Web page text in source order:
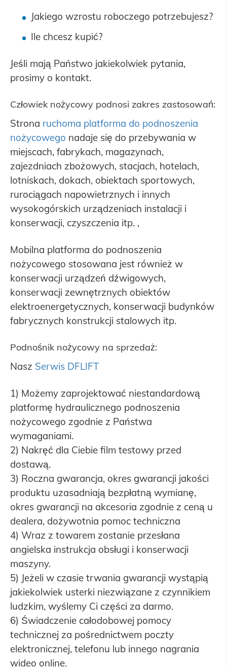
Jakiego wzrostu roboczego potrzebujesz?
Ile chcesz kupić?
Jeśli mają Państwo jakiekolwiek pytania,
prosimy o kontakt.
Człowiek nożycowy podnosi zakres zastosowań:
Strona ruchoma platforma do podnoszenia
nożycowego nadaje się do przebywania w
miejscach, fabrykach, magazynach,
zajezdniach zbożowych, stacjach, hotelach,
lotniskach, dokach, obiektach sportowych,
rurociągach napowietrznych i innych
wysokogórskich urządzeniach instalacji i
konserwacji, czyszczenia itp. ,
Mobilna platforma do podnoszenia
nożycowego stosowana jest również w
konserwacji urządzeń dźwigowych,
konserwacji zewnętrznych obiektów
elektroenergetycznych, konserwacji budynków
fabrycznych konstrukcji stalowych itp.
Podnośnik nożycowy na sprzedaż:
Nasz Serwis DFLIFT
1) Możemy zaprojektować niestandardową
platformę hydraulicznego podnoszenia
nożycowego zgodnie z Państwa
wymaganiami.
2) Nakręć dla Ciebie film testowy przed
dostawą.
3) Roczna gwarancja, okres gwarancji jakości
produktu uzasadniają bezpłatną wymianę,
okres gwarancji na akcesoria zgodnie z ceną u
dealera, dożywotnia pomoc techniczna
4) Wraz z towarem zostanie przesłana
angielska instrukcja obsługi i konserwacji
maszyny.
5) Jeżeli w czasie trwania gwarancji wystąpią
jakiekolwiek usterki niezwiązane z czynnikiem
ludzkim, wyślemy Ci części za darmo.
6) Świadczenie całodobowej pomocy
technicznej za pośrednictwem poczty
elektronicznej, telefonu lub innego nagrania
wideo online.